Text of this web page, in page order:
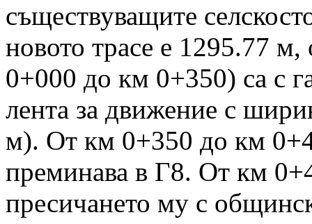
съществуващите
новото трасе е 1295.77
0+000 до км 0+350) са с
лента за движение с
м). От км 0+350 до км
преминава в Г8. От км
пресичането му с